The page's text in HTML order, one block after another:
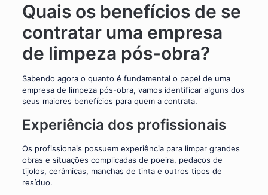
Quais os benefícios de se
contratar uma empresa
de limpeza pós-obra?
Sabendo agora o quanto é fundamental o papel de uma
empresa de limpeza pós-obra, vamos identificar alguns dos
seus maiores benefícios para quem a contrata.
Experiência dos profissionais
Os profissionais possuem experiência para limpar grandes
obras e situações complicadas de poeira, pedaços de
tijolos, cerâmicas, manchas de tinta e outros tipos de
resíduo.